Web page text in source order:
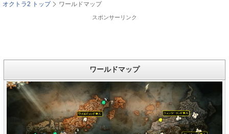
オクトラ2 トップ ワールドマップ
スポンサーリンク
ワールドマップ